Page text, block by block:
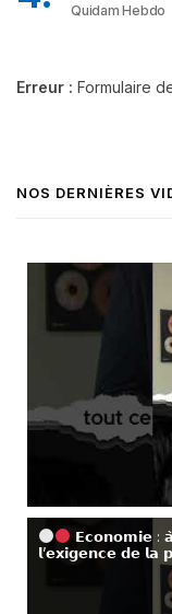
Quidam Hebdo
Erreur : Formulaire
NOS DERNIÈRES
𝗘𝗰𝗼𝗻𝗼𝗺𝗶𝗲 :
𝗹’𝗲𝘅𝗶𝗴𝗲𝗻𝗰𝗲 𝗱𝗲 𝗹𝗮